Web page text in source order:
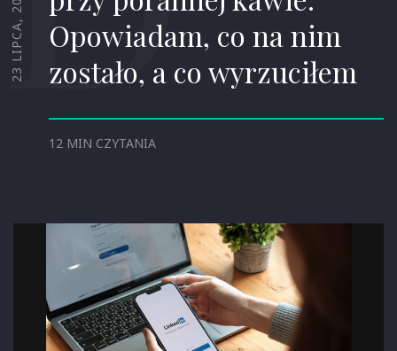
23 LIPCA, 2026
Opowiadam, co na nim
zostało, a co wyrzuciłem
12 MIN CZYTANIA